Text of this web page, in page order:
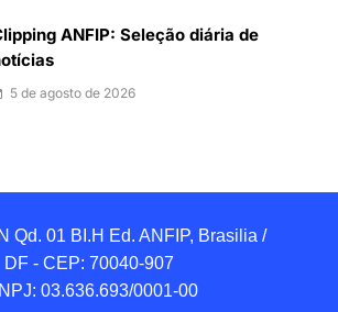
ANFIP: Seleção diária de
5 de agosto de 2026
Qd. 01 BI.H Ed. ANFIP, Brasilia /
DF - CEP: 70040-907
03.636.693/0001-00